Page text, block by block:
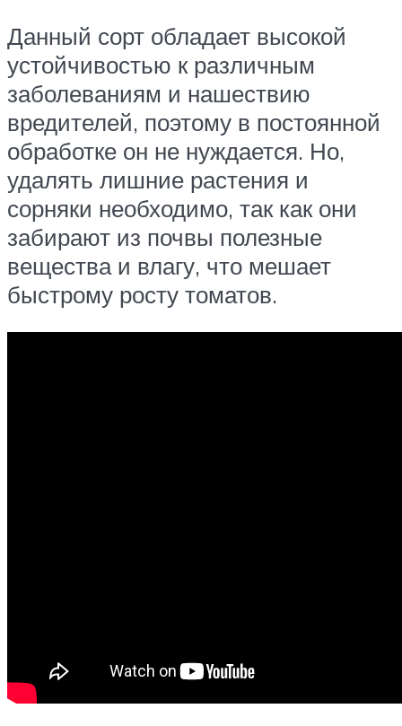
Данный сорт обладает высокой
устойчивостью к различным
заболеваниям и нашествию
вредителей, поэтому в постоянной
обработке он не нуждается. Но,
удалять лишние растения и
сорняки необходимо, так как они
забирают из почвы полезные
вещества и влагу, что мешает
быстрому росту томатов.